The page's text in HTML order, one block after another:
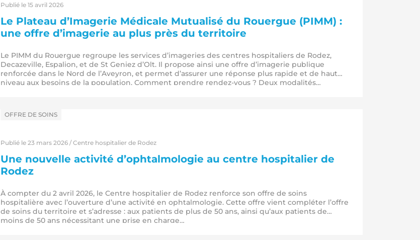
Le Plateau d’Imagerie Médicale Mutualisé du Rouergue (PIMM) :
une offre d’imagerie au plus près du territoire
Publié le 15 avril 2026
Le PIMM du Rouergue regroupe les services d’imageries des centres hospitaliers de Rodez,
Decazeville, Espalion, et de St Geniez d’Olt. Il propose ainsi une offre d’imagerie publique
renforcée dans le Nord de l’Aveyron, et permet d’assurer une réponse plus rapide et de haut
niveau aux besoins de la population. Comment prendre rendez-vous ? Deux modalités…
Une nouvelle activité d’ophtalmologie au centre hospitalier de
Rodez
Publié le 23 mars 2026 / Centre hospitalier de Rodez
dans
OFFRE DE SOINS
À compter du 2 avril 2026, le Centre hospitalier de Rodez renforce son offre de soins
hospitalière avec l’ouverture d’une activité en ophtalmologie. Cette offre vient compléter l’offre
de soins du territoire et s’adresse : aux patients de plus de 50 ans, ainsi qu’aux patients de
moins de 50 ans nécessitant une prise en charge…